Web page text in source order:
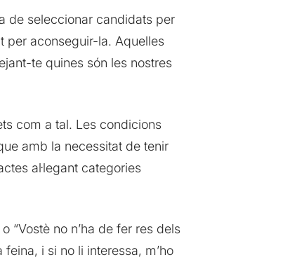
de seleccionar candidats per
per aconseguir-la. Aquelles
te quines són les nostres
com a tal. Les condicions
amb la necessitat de tenir
al·legant categories
“Vostè no n’ha de fer res dels
i si no li interessa, m’ho